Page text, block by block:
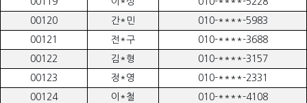
00120
간*민
010-****-5983
00121
전*구
010-****-3688
00122
김*형
010-****-3157
00123
정*영
010-****-2331
00124
이*철
010-****-4108